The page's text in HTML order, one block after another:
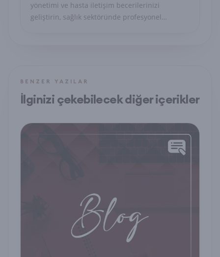
yönetimi ve hasta iletişim becerilerinizi
geliştirin, sağlık sektöründe profesyonel
BENZER YAZILAR
İlginizi çekebilecek diğer içerikler